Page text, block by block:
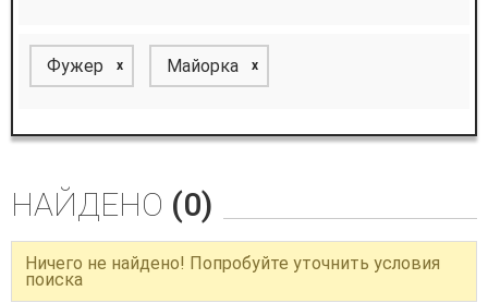
Фужер x Майорка x
НАЙДЕНО (0)
Ничего не найдено! Попробуйте уточнить условия
поиска